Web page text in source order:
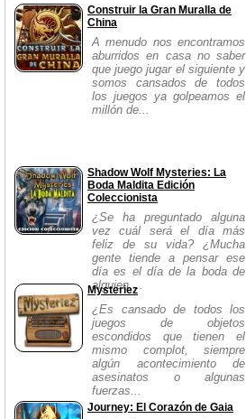
Construir la Gran Muralla de
China
A menudo nos encontramos
aburridos en casa no saber
que juego jugar el siguiente y
somos cansados de todos
los juegos ya golpeamos el
millón de...
Shadow Wolf Mysteries: La
Boda Maldita Edición
Coleccionista
¿Se ha preguntado alguna
vez cuál será el día más
feliz de su vida? ¿Mucha
gente tiende a pensar ese
día es el día de la boda de
alguien,...
Mysteriez
¿Es cansado de todos los
juegos de objetos
escondidos que tienen el
mismo complot, siempre
algún acontecimiento de
asesinatos o algunas
fuerzas...
Journey: El Corazón de Gaia